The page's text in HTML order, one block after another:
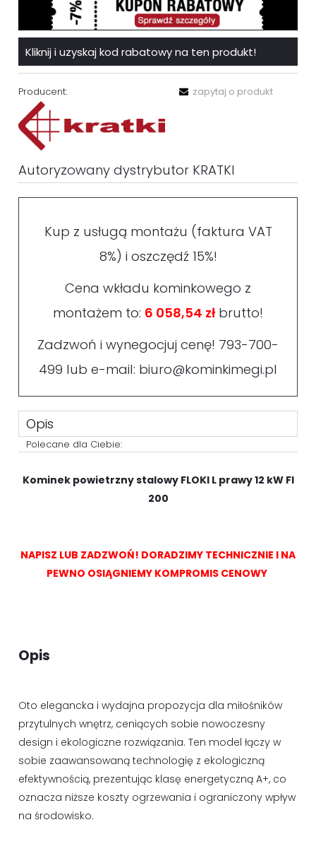
Kliknij i uzyskaj kod rabatowy na ten produkt!
Producent: zapytaj o produkt
Autoryzowany dystrybutor KRATKI
Kup z usługą montażu (faktura VAT
8%) i oszczędź 15%!
Cena wkładu kominkowego z
montażem to: 6 058,54 złbrutto!
Zadzwoń i wynegocjuj cenę! 793-700-
499 lub e-mail: biuro@kominkimegi.pl
Opis
Polecane dla Ciebie:
Kominek powietrzny stalowy FLOKI L prawy 12 kW FI
200
NAPISZ LUB ZADZWOŃ! DORADZIMY TECHNICZNIE I NA
PEWNO OSIĄGNIEMY KOMPROMIS CENOWY
Opis
Oto elegancka i wydajna propozycja dla miłośników
przytulnych wnętrz, ceniących sobie nowoczesny
design i ekologiczne rozwiązania. Ten model łączy w
sobie zaawansowaną technologię z ekologiczną
efektywnością, prezentując klasę energetyczną A+, co
oznacza niższe koszty ogrzewania i ograniczony wpływ
na środowisko.